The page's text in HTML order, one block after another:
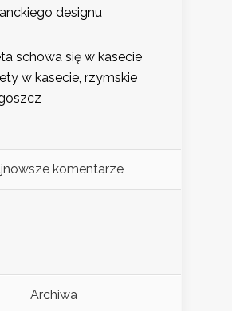
designu
schowa się w kasecie
w kasecie, rzymskie
komentarze
Archiwa